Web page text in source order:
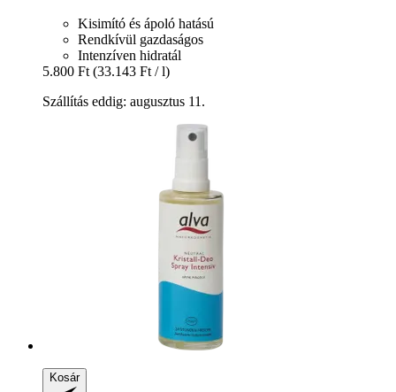
Kisimító és ápoló hatású
Rendkívül gazdaságos
Intenzíven hidratál
5.800 Ft (33.143 Ft / l)
Szállítás eddig: augusztus 11.
Kosár